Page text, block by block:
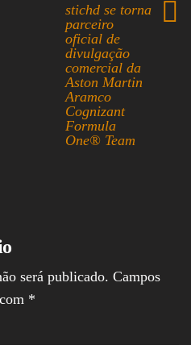
stichd se torna
parceiro
oficial de
divulgação
comercial da
Aston Martin
Aramco
Cognizant
Formula
One® Team
será publicado. Campos
*